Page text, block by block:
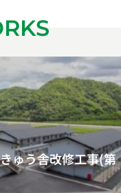
ゅう舎改修工事(第